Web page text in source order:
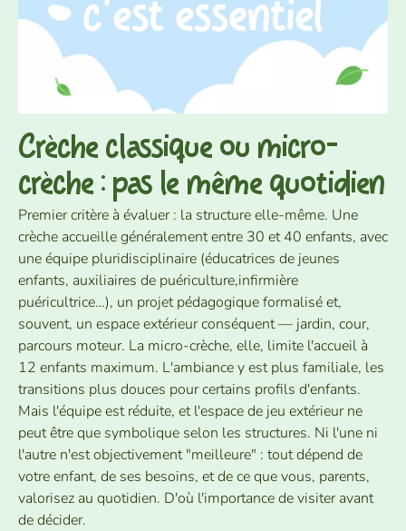
Crèche classique ou micro-
crèche : pas le même quotidien
Premier critère à évaluer : la structure elle-même. Une
crèche accueille généralement entre 30 et 40 enfants, avec
une équipe pluridisciplinaire (éducatrices de jeunes
enfants, auxiliaires de puériculture,infirmière
puéricultrice…), un projet pédagogique formalisé et,
souvent, un espace extérieur conséquent — jardin, cour,
parcours moteur. La micro-crèche, elle, limite l'accueil à
12 enfants maximum. L'ambiance y est plus familiale, les
transitions plus douces pour certains profils d'enfants.
Mais l'équipe est réduite, et l'espace de jeu extérieur ne
peut être que symbolique selon les structures. Ni l'une ni
l'autre n'est objectivement "meilleure" : tout dépend de
votre enfant, de ses besoins, et de ce que vous, parents,
valorisez au quotidien. D'où l'importance de visiter avant
de décider.